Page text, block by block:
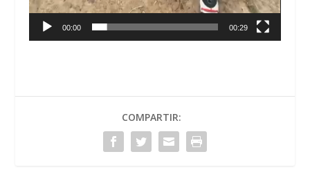
00:00 00:29
COMPARTIR: